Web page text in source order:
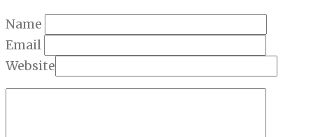
Name
Email
Website